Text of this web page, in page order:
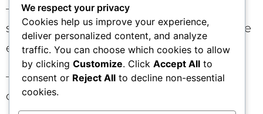
– Hook ultra clair dans les 2–3 premières
secondes. Mentionnez le sujet à voix haute
et à l’écran.
– Légende avec 2–3 mots-clés et entités
clés. Hashtags modérés mais pertinents.
We respect your privacy
Cookies help us improve your experience,
deliver personalized content, and analyze
traffic. You can choose which cookies to allow
by clicking Customize. Click Accept All to
consent or Reject All to decline non-essential
cookies.